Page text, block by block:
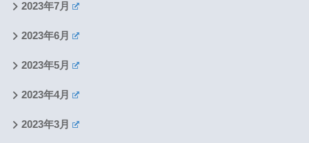
2023年7月
2023年6月
2023年5月
2023年4月
2023年3月